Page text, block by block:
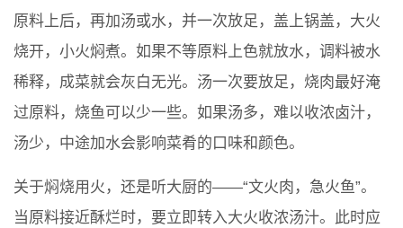
原料上后，再加汤或水，并一次放足，盖上锅盖，大火
烧开，小火焖煮。如果不等原料上色就放水，调料被水
稀释，成菜就会灰白无光。汤一次要放足，烧肉最好淹
过原料，烧鱼可以少一些。如果汤多，难以收浓卤汁，
汤少，中途加水会影响菜肴的口味和颜色。
关于焖烧用火，还是听大厨的——“文火肉，急火鱼”。
当原料接近酥烂时，要立即转入大火收浓汤汁。此时应